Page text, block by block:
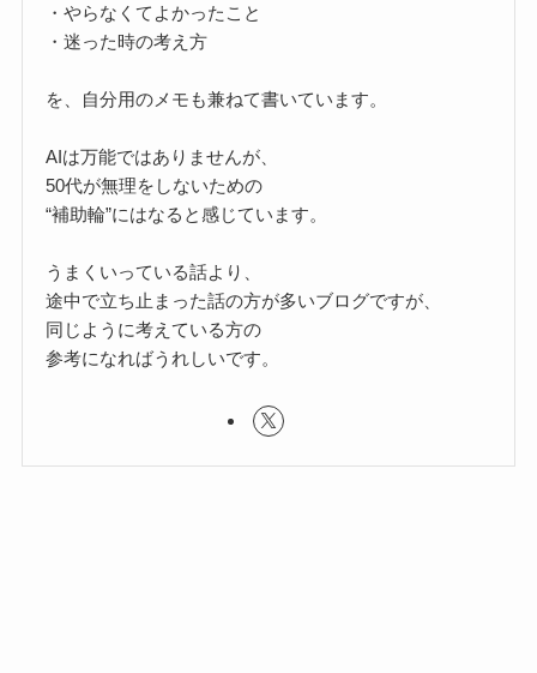
・やらなくてよかったこと
・迷った時の考え方
を、自分用のメモも兼ねて書いています。
AIは万能ではありませんが、
50代が無理をしないための
“補助輪”にはなると感じています。
うまくいっている話より、
途中で立ち止まった話の方が多いブログですが、
同じように考えている方の
参考になればうれしいです。